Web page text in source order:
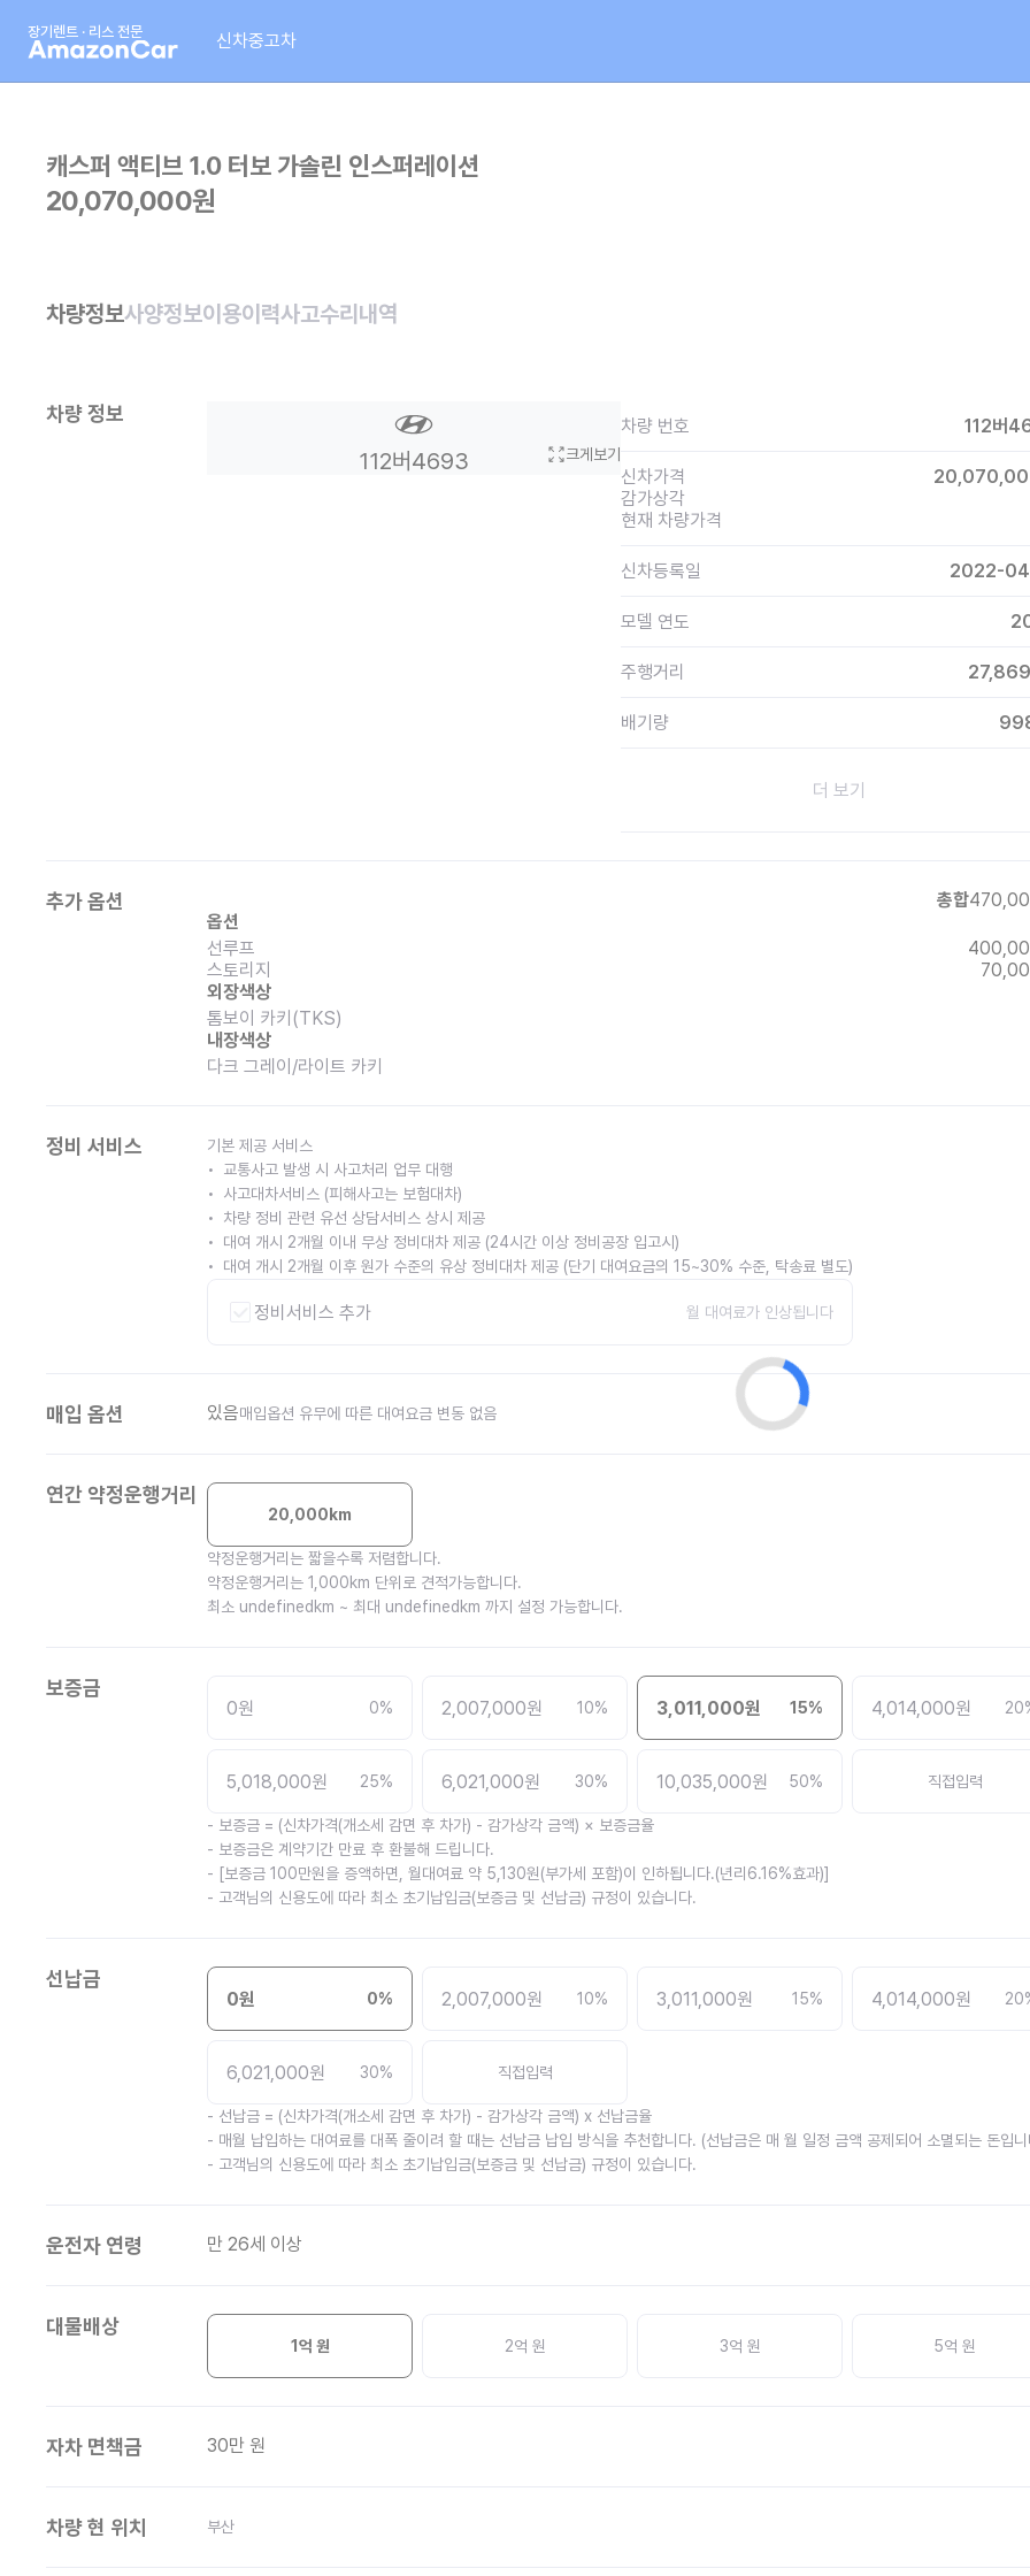
장기렌트 · 리스 전문 신차중고차
캐스퍼 액티브 1.0 터보 가솔린 인스퍼레이션
20,070,000원
차량정보사양정보이용이력사고수리내역
차량 정보
크게보기
112버4693
차량 번호 112버
신차가격
감가상각
현재 차량가격
신차등록일 2022-
모델 연도
주행거리 27,869
배기량
더 보기
추가 옵션 총합
옵션
선루프
스토리지
외장색상
톰보이 카키(TKS)
내장색상
다크 그레이/라이트 카키
정비 서비스
기본 제공 서비스
교통사고 발생 시 사고처리 업무 대행
사고대차서비스 (피해사고는 보험대차)
차량 정비 관련 유선 상담서비스 상시 제공
대여 개시 2개월 이내 무상 정비대차 제공 (24시간 이상 정비공장 입고시)
대여 개시 2개월 이후 원가 수준의 유상 정비대차 제공 (단기 대여요금의 15~30% 수준, 탁송료 별도)
정비서비스 추가 월 대여료가 인상됩니다
매입 옵션 있음매입옵션 유무에 따른 대여요금 변동 없음
연간 약정운행거리
20,000 km
약정운행거리는 짧을수록 저렴합니다.
약정운행거리는 1,000km 단위로 견적가능합니다.
최소 undefinedkm ~ 최대 undefinedkm 까지 설정 가능합니다.
보증금
0원 0% 2,007,000원 10% 3,011,000원 15% 4,014,000원 20
5,018,000원 25% 6,021,000원 30% 10,035,000원 50% 직접입력
- 보증금 = (신차가격(개소세 감면 후 차가) - 감가상각 금액) × 보증금율
- 보증금은 계약기간 만료 후 환불해 드립니다.
- [보증금 100만원을 증액하면, 월대여료 약 5,130원(부가세 포함)이 인하됩니다.(년리6.16%효과)]
- 고객님의 신용도에 따라 최소 초기납입금(보증금 및 선납금) 규정이 있습니다.
선납금
0원 0% 2,007,000원 10% 3,011,000원 15% 4,014,000원 20
6,021,000원 30% 직접입력
- 선납금 = (신차가격(개소세 감면 후 차가) - 감가상각 금액) x 선납금율
- 매월 납입하는 대여료를 대폭 줄이려 할 때는 선납금 납입 방식을 추천합니다. (선납금은 매 월 일정 금액 공제되어 소멸되는 돈입
- 고객님의 신용도에 따라 최소 초기납입금(보증금 및 선납금) 규정이 있습니다.
운전자 연령 만 26세 이상
대물배상
1억 원 2억 원 3억 원 5억 원
자차 면책금 30만 원
차량 현 위치 부산